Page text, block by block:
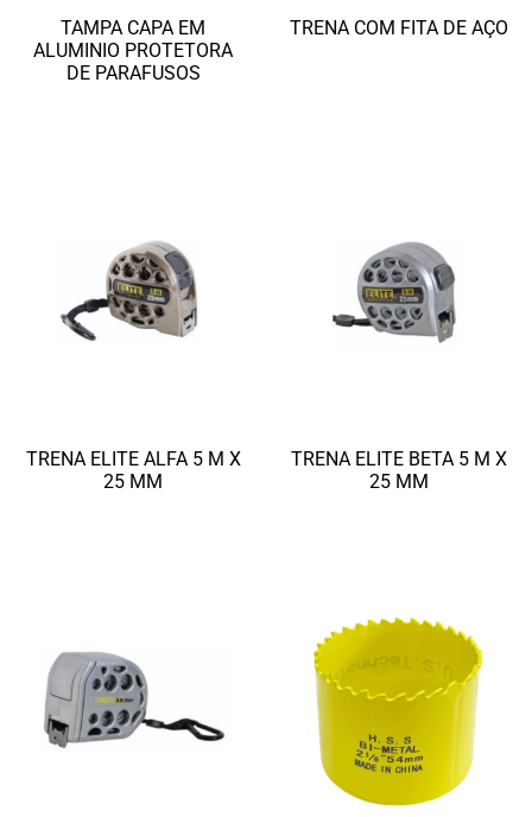
TAMPA CAPA EM
ALUMINIO PROTETORA
DE PARAFUSOS
TRENA COM FITA DE AÇO
TRENA ELITE ALFA 5 M X
25 MM
TRENA ELITE BETA 5 M X
25 MM